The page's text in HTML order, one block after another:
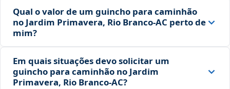
Qual o valor de um guincho para caminhão
no Jardim Primavera, Rio Branco‑AC perto de
mim?
Em quais situações devo solicitar um
guincho para caminhão no Jardim
Primavera, Rio Branco‑AC?